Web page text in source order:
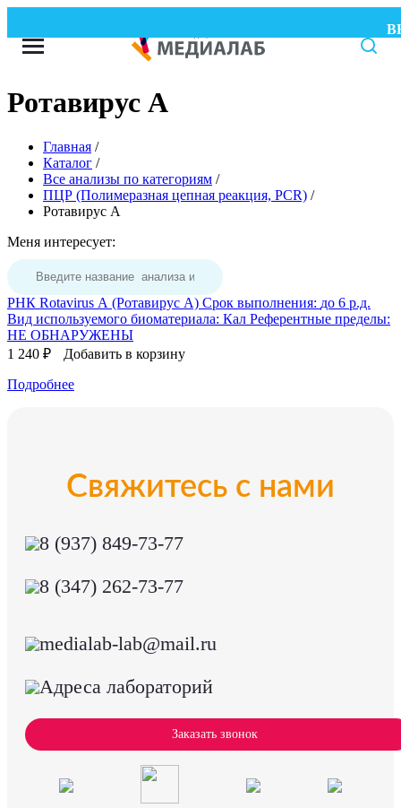
Ротавирус А
Главная /
Каталог /
Все анализы по категориям /
ПЦР (Полимеразная цепная реакция, PCR) /
Ротавирус А
Меня интересует:
РНК Rotavirus А (Ротавирус А) Срок выполнения: до 6 р.д.
Вид используемого биоматериала: Кал Референтные пределы:
НЕ ОБНАРУЖЕНЫ
1 240 ₽
Добавить в корзину
Подробнее
Свяжитесь с нами
8 (937) 849-73-77
8 (347) 262-73-77
medialab-lab@mail.ru
Адреса лабораторий
Заказать звонок